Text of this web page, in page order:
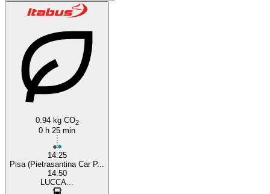
0.94 kg CO2
0 h 25 min
14:25
Pisa (Pietrasantina Car P...
14:50
LUCCA...